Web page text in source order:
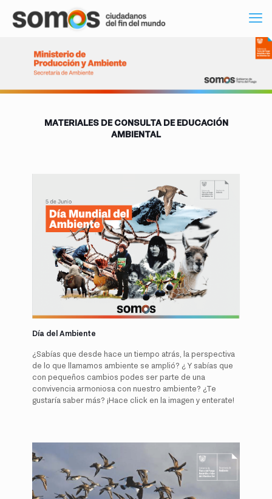
MATERIALES DE CONSULTA DE EDUCACIÓN
AMBIENTAL
Día del Ambiente
¿Sabías que desde hace un tiempo atrás, la perspectiva
de lo que llamamos ambiente se amplió? ¿ Y sabías que
con pequeños cambios podes ser parte de una
convivencia armoniosa con nuestro ambiente? ¿Te
gustaría saber más? ¡Hace click en la imagen y enterate!